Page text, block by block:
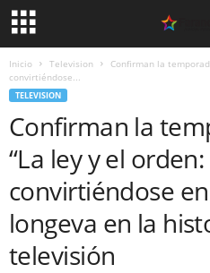
Inicio Television
Confirman la
convirtiéndose...
TELEVISION
Confirman la
“La ley y el orden:
convirtiéndose
longeva en la
televisión